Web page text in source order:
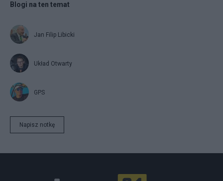
Blogi na ten temat
Jan Filip Libicki
Układ Otwarty
GPS
Napisz notkę